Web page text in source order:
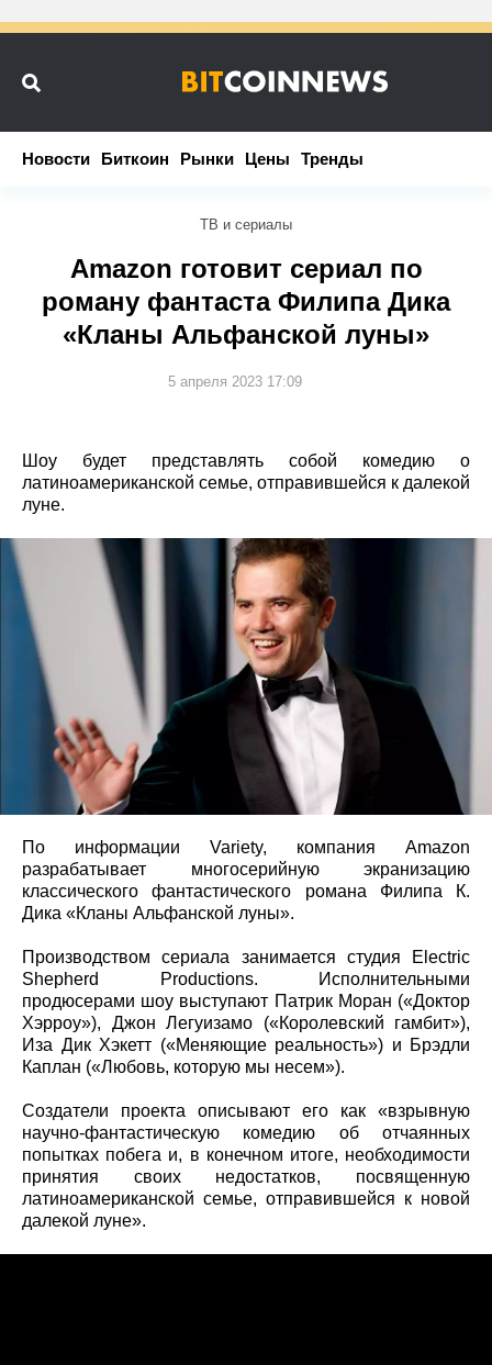
Новости Биткоин Рынки Цены Тренды
Новости Биткоин Рынки Цены Тренды
ТВ и сериалы
Amazon готовит сериал по
роману фантаста Филипа Дика
«Кланы Альфанской луны»
5 апреля 2023 17:09
Шоу будет представлять собой комедию о
латиноамериканской семье, отправившейся к далекой
луне.
По информации Variety, компания Amazon
разрабатывает многосерийную экранизацию
классического фантастического романа Филипа К.
Дика «Кланы Альфанской луны».
Производством сериала занимается студия Electric
Shepherd Productions. Исполнительными
продюсерами шоу выступают Патрик Моран («Доктор
Хэрроу»), Джон Легуизамо («Королевский гамбит»),
Иза Дик Хэкетт («Меняющие реальность») и Брэдли
Каплан («Любовь, которую мы несем»).
Создатели проекта описывают его как «взрывную
научно-фантастическую комедию об отчаянных
попытках побега и, в конечном итоге, необходимости
принятия своих недостатков, посвященную
латиноамериканской семье, отправившейся к новой
далекой луне».